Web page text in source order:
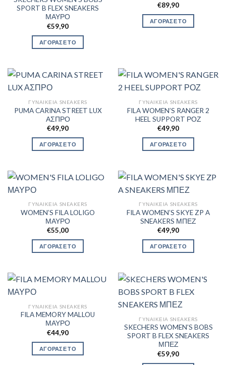
SPORT B FLEX SNEAKERS
ΜΑΥΡΟ
€59,90
ΑΓΟΡΑΣΕ ΤΟ
€89,90
ΑΓΟΡΑΣΕ ΤΟ
ΓΥΝΑΙΚΕΊΑ SNEAKERS
PUMA CARINA STREET LUX
ΑΣΠΡΟ
€49,90
ΑΓΟΡΑΣΕ ΤΟ
ΓΥΝΑΙΚΕΊΑ SNEAKERS
FILA WOMEN’S RANGER 2
HEEL SUPPORT ΡΟΖ
€49,90
ΑΓΟΡΑΣΕ ΤΟ
ΓΥΝΑΙΚΕΊΑ SNEAKERS
WOMEN’S FILA LOLIGO
ΜΑΥΡΟ
€55,00
ΑΓΟΡΑΣΕ ΤΟ
ΓΥΝΑΙΚΕΊΑ SNEAKERS
FILA WOMEN’S SKYE ZP A
SNEAKERS ΜΠΕΖ
€49,90
ΑΓΟΡΑΣΕ ΤΟ
ΓΥΝΑΙΚΕΊΑ SNEAKERS
FILA MEMORY MALLOU
ΜΑΥΡΟ
€44,90
ΑΓΟΡΑΣΕ ΤΟ
ΓΥΝΑΙΚΕΊΑ SNEAKERS
SKECHERS WOMEN’S BOBS
SPORT B FLEX SNEAKERS
ΜΠΕΖ
€59,90